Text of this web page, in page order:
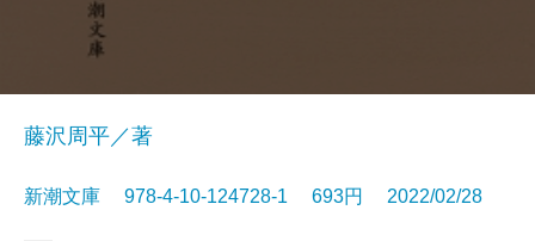
藤沢周平／著
新潮文庫 978-4-10-124728-1 693円 2022/02/28